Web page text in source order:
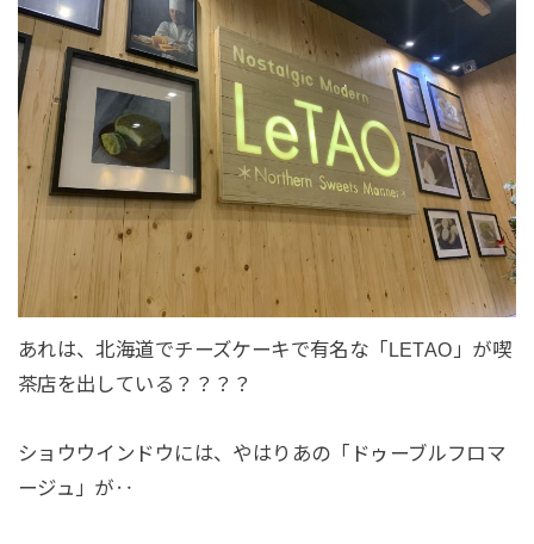
あれは、北海道でチーズケーキで有名な「LETAO」が喫
茶店を出している？？？？
ショウウインドウには、やはりあの「ドゥーブルフロマ
ージュ」が‥